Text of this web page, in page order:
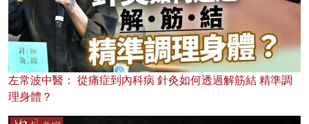
左常波中醫： 從痛症到內科病 針灸如何透過解筋結 精準調
理身體？